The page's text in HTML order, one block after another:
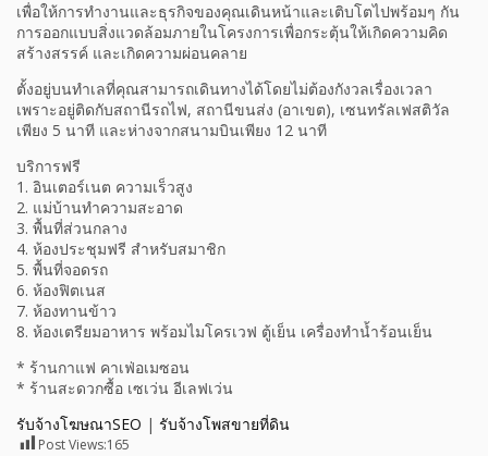
เพื่อให้การทำงานและธุรกิจของคุณเดินหน้าและเติบโตไปพร้อมๆ กัน
การออกแบบสิ่งแวดล้อมภายในโครงการเพื่อกระตุ้นให้เกิดความคิด
สร้างสรรค์ และเกิดความผ่อนคลาย
ตั้งอยู่บนทำเลที่คุณสามารถเดินทางได้โดยไม่ต้องกังวลเรื่องเวลา
เพราะอยู่ติดกับสถานีรถไฟ, สถานีขนส่ง (อาเขต), เซนทรัลเฟสติวัล
เพียง 5 นาที และห่างจากสนามบินเพียง 12 นาที
บริการฟรี
1. อินเตอร์เนต ความเร็วสูง
2. แม่บ้านทำความสะอาด
3. พื้นที่ส่วนกลาง
4. ห้องประชุมฟรี สำหรับสมาชิก
5. พื้นที่จอดรถ
6. ห้องฟิตเนส
7. ห้องทานข้าว
8. ห้องเตรียมอาหาร พร้อมไมโครเวฟ ตู้เย็น เครื่องทำน้ำร้อนเย็น
* ร้านกาแฟ คาเฟ่อเมซอน
* ร้านสะดวกซื้อ เซเว่น อีเลฟเว่น
รับจ้างโฆษณาSEO | รับจ้างโพสขายที่ดิน
Post Views:165